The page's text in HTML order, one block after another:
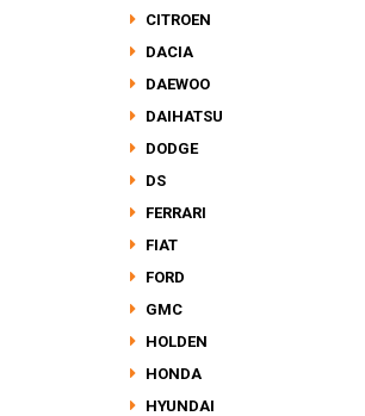
CITROEN
DACIA
DAEWOO
DAIHATSU
DODGE
DS
FERRARI
FIAT
FORD
GMC
HOLDEN
HONDA
HYUNDAI